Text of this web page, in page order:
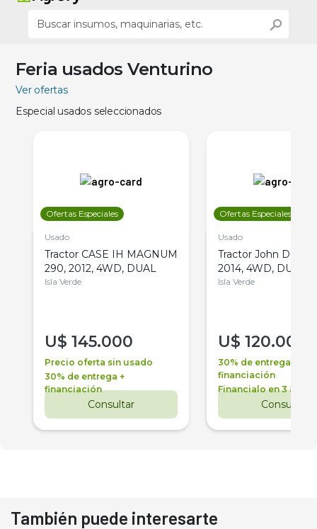
Feria usados Venturino
Ver ofertas
Especial usados seleccionados
Ofertas Especiales
Usado
Tractor CASE IH MAGNUM
290, 2012, 4WD, DUAL
Isla Verde
U$ 145.000
Precio oferta sin usado
30% de entrega +
financiación
Consultar
Ofertas Especiales
Usado
Tractor John Deere
2014, 4WD, DUAL
Isla Verde
U$ 120.000
30% de entrega +
financiación
Financialo en 3 años
Consultar
También puede interesarte